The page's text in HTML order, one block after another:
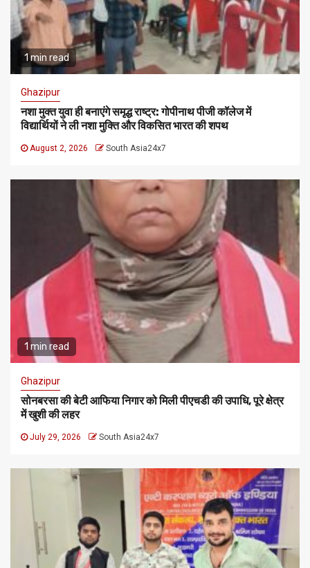
1 min read
Ghazipur
नशा मुक्त युवा ही बनाएंगे समृद्ध राष्ट्र: गोपीनाथ पीजी कॉलेज में
विद्यार्थियों ने ली नशा मुक्ति और विकसित भारत की शपथ
August 2, 2026 South Asia24x7
1 min read
Ghazipur
सोनबरसा की बेटी आफिया निगार को मिली पीएचडी की उपाधि, पूरे क्षेत्र
में खुशी की लहर
July 29, 2026 South Asia24x7